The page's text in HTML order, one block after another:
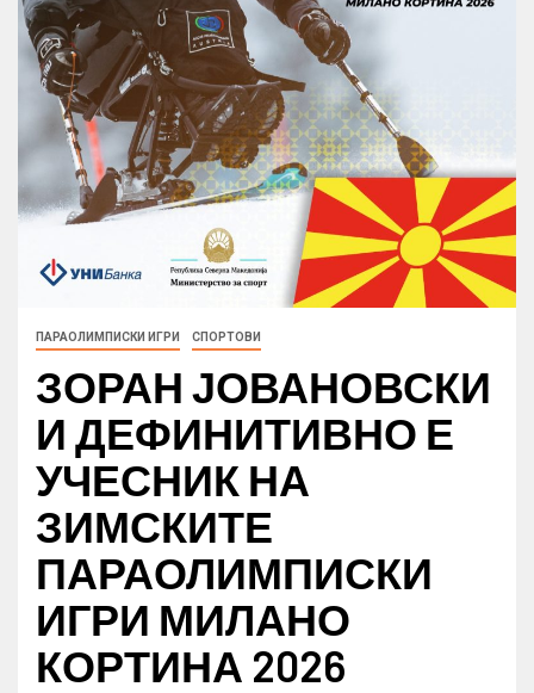
ПАРАОЛИМПИСКИ ИГРИ СПОРТОВИ
ЗОРАН ЈОВАНОВСКИ
И ДЕФИНИТИВНО Е
УЧЕСНИК НА
ЗИМСКИТЕ
ПАРАОЛИМПИСКИ
ИГРИ МИЛАНО
КОРТИНА 2026